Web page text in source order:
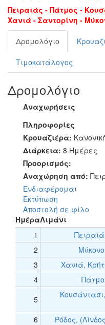
Πειραιάς - Πάτμος -
Χανιά - Σαντορίνη -
Δρομολόγιο
Τιμοκατάλογος
Δρομολόγιο
Αναχωρήσεις
Πληροφορίες
Κρουαζιέρα:
Διάρκεια: 8 Ημέρες
Προορισμός:
Αναχώρηση από:
Ενδιαφέρομαι
Εκτύπωση
Αποστολή σε φίλο
ΗμέραΛιμάνι
1
2
3
Χανιά,
4
5
6
Ρόδος,